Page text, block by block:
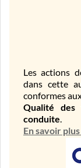
Les actions
dans cette
conformes
Qualité des
conduite.
En savoir